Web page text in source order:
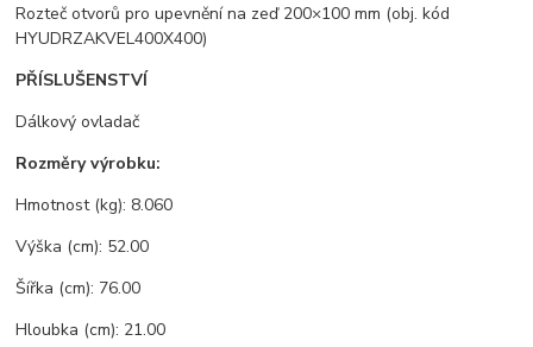
Rozteč otvorů pro upevnění na zeď 200×100 mm (obj. kód
HYUDRZAKVEL400X400)
PŘÍSLUŠENSTVÍ
Dálkový ovladač
Rozměry výrobku:
Hmotnost (kg): 8.060
Výška (cm): 52.00
Šířka (cm): 76.00
Hloubka (cm): 21.00